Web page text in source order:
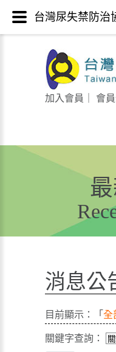
加入會員 會
消息公
目前顯示：「 全
關鍵字查詢：
台灣尿失禁防治